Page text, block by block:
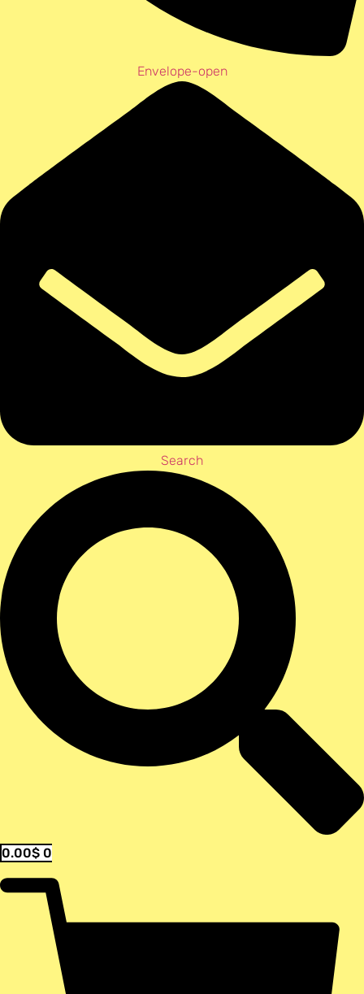
Envelope-open
Search
0.00$ 0